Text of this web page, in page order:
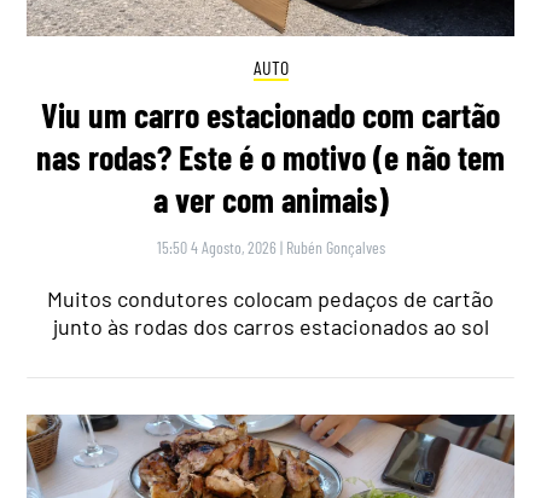
AUTO
Viu um carro estacionado com cartão
nas rodas? Este é o motivo (e não tem
a ver com animais)
15:50 4 Agosto, 2026 | Rubén Gonçalves
Muitos condutores colocam pedaços de cartão
junto às rodas dos carros estacionados ao sol